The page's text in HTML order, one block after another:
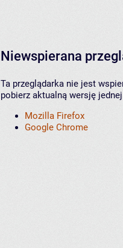
Niewspierana
Ta przeglądarka nie jest
pobierz aktualną wersję
Mozilla Firefox
Google Chrome